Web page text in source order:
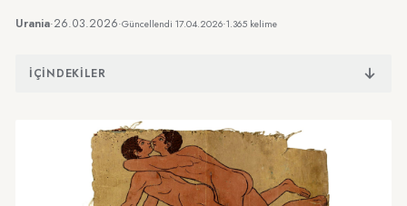
Urania·26.03.2026·Güncellendi 17.04.2026·1.365 kelime
İÇINDEKILER